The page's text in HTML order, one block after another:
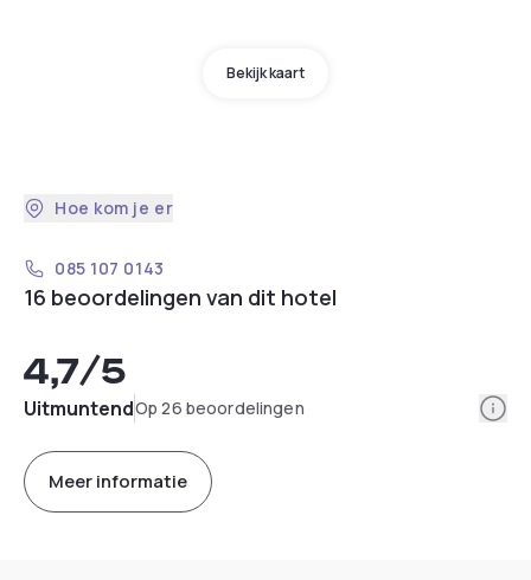
Bekijk kaart
Hoe kom je er
085 107 0143
16 beoordelingen van dit hotel
4,7/5
UitmuntendOp 26 beoordelingen
Meer informatie